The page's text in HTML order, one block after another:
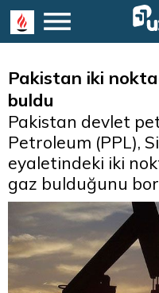
Pakistan iki
buldu
Pakistan devlet
Petroleum (PPL),
eyaletindeki iki
gaz bulduğunu